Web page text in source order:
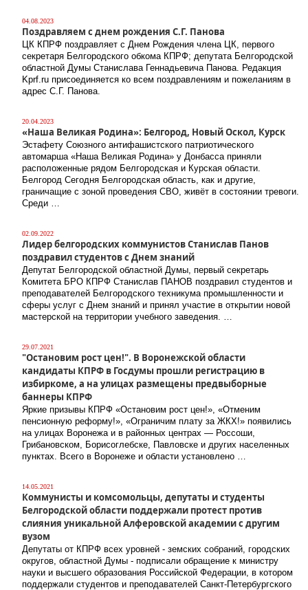
04.08.2023
Поздравляем с днем рождения С.Г. Панова
ЦК КПРФ поздравляет с Днем Рождения члена ЦК, первого
секретаря Белгородского обкома КПРФ; депутата Белгородской
областной Думы Станислава Геннадьевича Панова. Редакция
Kprf.ru присоединяется ко всем поздравлениям и пожеланиям в
адрес С.Г. Панова.
20.04.2023
«Наша Великая Родина»: Белгород, Новый Оскол, Курск
Эстафету Союзного антифашистского патриотического
автомарша «Наша Великая Родина» у Донбасса приняли
расположенные рядом Белгородская и Курская области.
Белгород Сегодня Белгородская область, как и другие,
граничащие с зоной проведения СВО, живёт в состоянии тревоги.
Среди …
02.09.2022
Лидер белгородских коммунистов Станислав Панов
поздравил студентов с Днем знаний
Депутат Белгородской областной Думы, первый секретарь
Комитета БРО КПРФ Станислав ПАНОВ поздравил студентов и
преподавателей Белгородского техникума промышленности и
сферы услуг с Днем знаний и принял участие в открытии новой
мастерской на территории учебного заведения. …
29.07.2021
"Остановим рост цен!". В Воронежской области
кандидаты КПРФ в Госдумы прошли регистрацию в
избиркоме, а на улицах размещены предвыборные
баннеры КПРФ
Яркие призывы КПРФ «Остановим рост цен!», «Отменим
пенсионную реформу!», «Ограничим плату за ЖКХ!» появились
на улицах Воронежа и в районных центрах — Россоши,
Грибановском, Борисоглебске, Павловске и других населенных
пунктах. Всего в Воронеже и области установлено …
14.05.2021
Коммунисты и комсомольцы, депутаты и студенты
Белгородской области поддержали протест против
слияния уникальной Алферовской академии с другим
вузом
Депутаты от КПРФ всех уровней - земских собраний, городских
округов, областной Думы - подписали обращение к министру
науки и высшего образования Российской Федерации, в котором
поддержали студентов и преподавателей Санкт-Петербургского